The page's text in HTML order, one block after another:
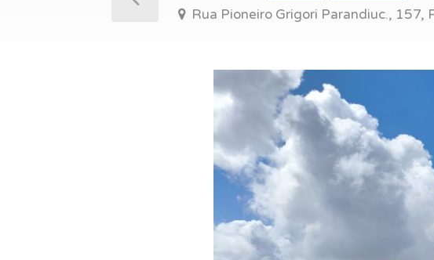
Rua Pioneiro Grigori Parandiuc., 157,